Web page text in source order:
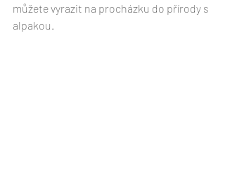
můžete vyrazit na procházku do přírody s
alpakou.